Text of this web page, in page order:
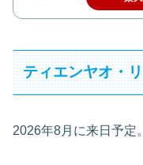
ティエンヤオ・
2026年8月に来日予定。